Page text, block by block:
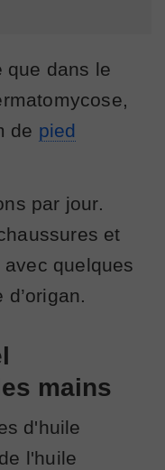
que dans le
de pied
par jour.
et
quelques
mains
d'huile
l'huile